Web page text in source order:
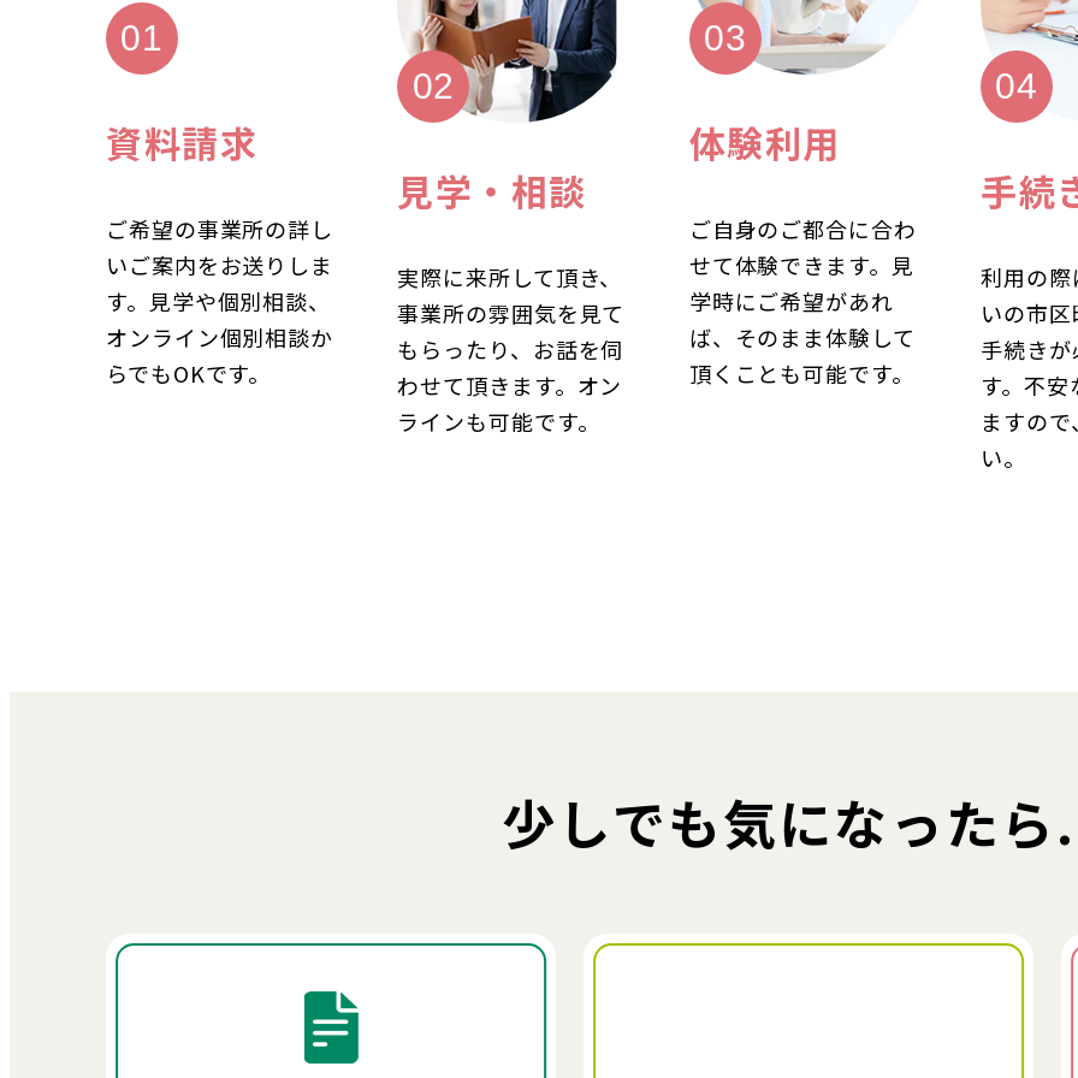
資料請求
ご希望の事業所の詳し
いご案内をお送りしま
す。見学や個別相談、
オンライン個別相談か
らでもOKです。
見学・相談
実際に来所して頂き、
事業所の雰囲気を見て
もらったり、お話を伺
わせて頂きます。オン
ラインも可能です。
体験利用
ご自身のご都合に合わ
せて体験できます。見
学時にご希望があれ
ば、そのまま体験して
頂くことも可能です。
手続
利用の
いの市
手続き
す。不
ますの
い。
少しでも気になった